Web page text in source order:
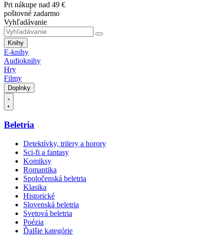
Pri nákupe nad 49 €
poštovné zadarmo
Vyhľadávanie
Knihy
E-knihy
Audioknihy
Hry
Filmy
Doplnky
Beletria
Detektívky, trilery a horory
Sci-fi a fantasy
Komiksy
Romantika
Spoločenská beletria
Klasika
Historické
Slovenská beletria
Svetová beletria
Poézia
Ďalšie kategórie